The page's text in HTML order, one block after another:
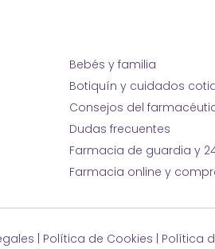
Bebés y familia
Botiquín y cuidados
Consejos del
Dudas frecuentes
Farmacia de guardia y
Farmacia online y
| Política de Cookies | Política